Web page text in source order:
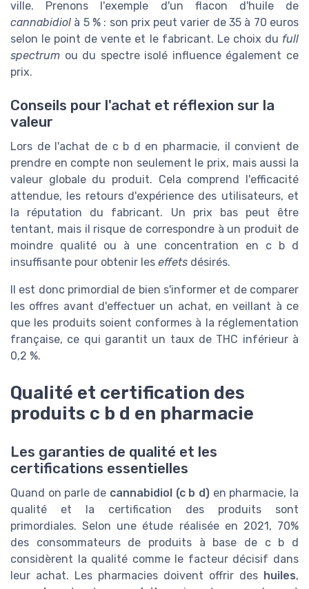
ville. Prenons l'exemple d'un flacon d'huile de
cannabidiol à 5 % : son prix peut varier de 35 à 70 euros
selon le point de vente et le fabricant. Le choix du full
spectrum ou du spectre isolé influence également ce
prix.
Conseils pour l'achat et réflexion sur la
valeur
Lors de l'achat de c b d en pharmacie, il convient de
prendre en compte non seulement le prix, mais aussi la
valeur globale du produit. Cela comprend l'efficacité
attendue, les retours d'expérience des utilisateurs, et
la réputation du fabricant. Un prix bas peut être
tentant, mais il risque de correspondre à un produit de
moindre qualité ou à une concentration en c b d
insuffisante pour obtenir les effets désirés.
Il est donc primordial de bien s'informer et de comparer
les offres avant d'effectuer un achat, en veillant à ce
que les produits soient conformes à la réglementation
française, ce qui garantit un taux de THC inférieur à
0,2 %.
Qualité et certification des
produits c b d en pharmacie
Les garanties de qualité et les
certifications essentielles
Quand on parle de cannabidiol (c b d)en pharmacie, la
qualité et la certification des produits sont
primordiales. Selon une étude réalisée en 2021, 70%
des consommateurs de produits à base de c b d
considèrent la qualité comme le facteur décisif dans
leur achat. Les pharmacies doivent offrir des huiles,